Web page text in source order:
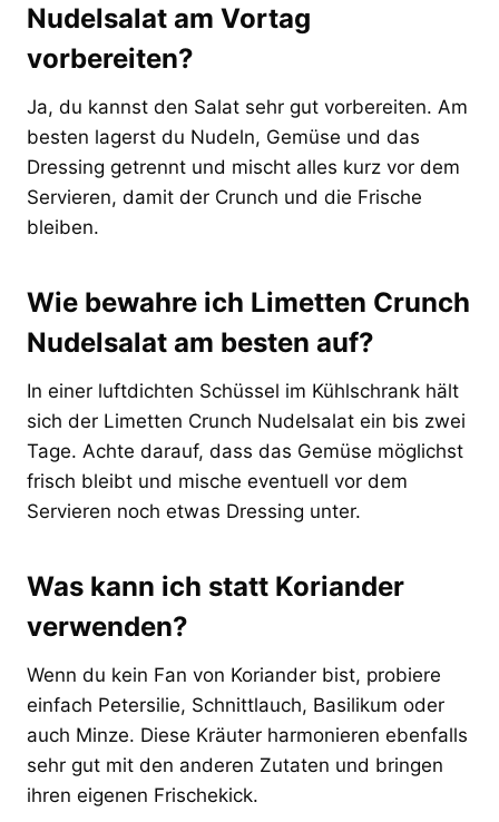
Nudelsalat am Vortag
vorbereiten?
Ja, du kannst den Salat sehr gut vorbereiten. Am
besten lagerst du Nudeln, Gemüse und das
Dressing getrennt und mischt alles kurz vor dem
Servieren, damit der Crunch und die Frische
bleiben.
Wie bewahre ich Limetten Crunch
Nudelsalat am besten auf?
In einer luftdichten Schüssel im Kühlschrank hält
sich der Limetten Crunch Nudelsalat ein bis zwei
Tage. Achte darauf, dass das Gemüse möglichst
frisch bleibt und mische eventuell vor dem
Servieren noch etwas Dressing unter.
Was kann ich statt Koriander
verwenden?
Wenn du kein Fan von Koriander bist, probiere
einfach Petersilie, Schnittlauch, Basilikum oder
auch Minze. Diese Kräuter harmonieren ebenfalls
sehr gut mit den anderen Zutaten und bringen
ihren eigenen Frischekick.